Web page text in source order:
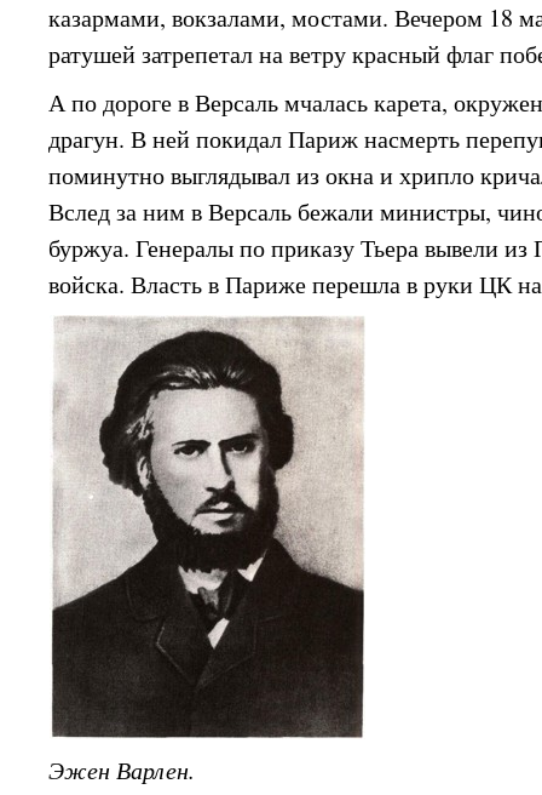
казармами, вокзалами, мостами. Вечером 18
ратушей затрепетал на ветру красный флаг
А по дороге в Версаль мчалась карета,
драгун. В ней покидал Париж насмерть
поминутно выглядывал из окна и хрипло
Вслед за ним в Версаль бежали министры,
буржуа. Генералы по приказу Тьера вывели
войска. Власть в Париже перешла в руки ЦК
Эжен Варлен.